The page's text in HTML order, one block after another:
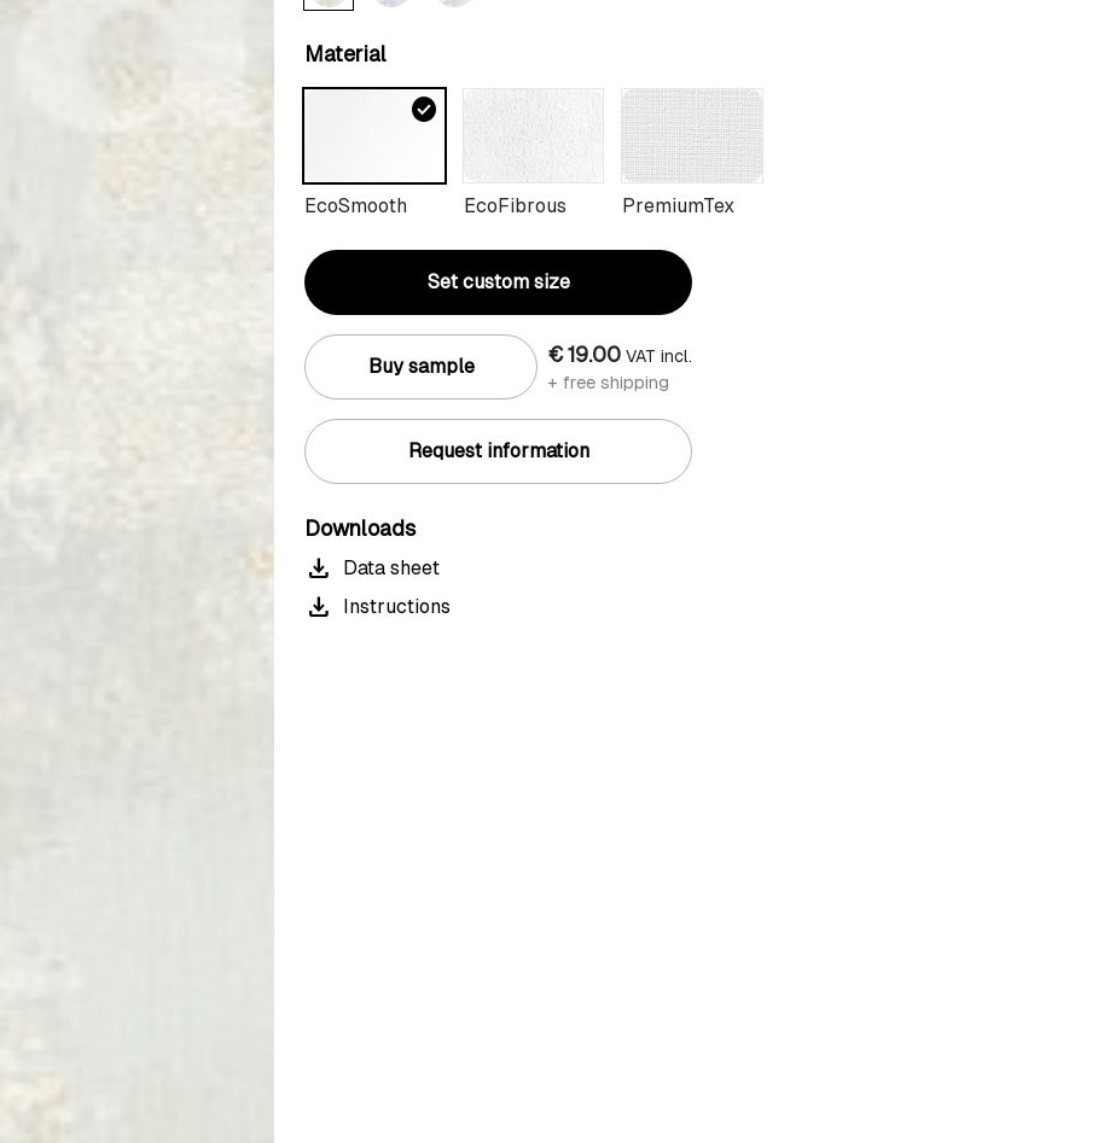
Material
EcoSmooth
check_circle
EcoFibrous PremiumTex
Set custom size
Buy sample € 19.00 VAT incl.
+ free shipping
Request information
Downloads
download Data sheet
download Instructions